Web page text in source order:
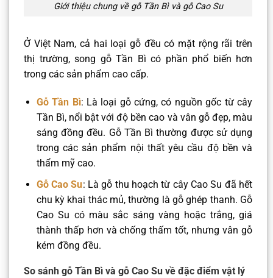
Giới thiệu chung về gỗ Tần Bì và gỗ Cao Su
Ở Việt Nam, cả hai loại gỗ đều có mặt rộng rãi trên
thị trường, song gỗ Tần Bì có phần phổ biến hơn
trong các sản phẩm cao cấp.
Gỗ Tần Bì: Là loại gỗ cứng, có nguồn gốc từ cây
Tần Bì, nổi bật với độ bền cao và vân gỗ đẹp, màu
sáng đồng đều. Gỗ Tần Bì thường được sử dụng
trong các sản phẩm nội thất yêu cầu độ bền và
thẩm mỹ cao.
Gỗ Cao Su: Là gỗ thu hoạch từ cây Cao Su đã hết
chu kỳ khai thác mủ, thường là gỗ ghép thanh. Gỗ
Cao Su có màu sắc sáng vàng hoặc trắng, giá
thành thấp hơn và chống thấm tốt, nhưng vân gỗ
kém đồng đều.
So sánh gỗ Tần Bì và gỗ Cao Su về đặc điểm vật lý